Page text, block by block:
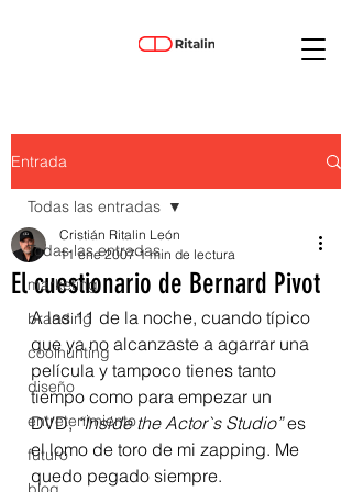
Entrada
Todas las entradas
marketing
branding
coolhunting
diseño
entretenimiento
futuro
Todas las entradas
El cuestionario de Bernard Pivot
Cristián Ritalin León
11 ene 2007 1 min de lectura
A las 11 de la noche, cuando típico
que ya no alcanzaste a agarrar una
película y tampoco tienes tanto
tiempo como para empezar un
DVD, “Inside the Actor`s Studio” es
el lomo de toro de mi zapping. Me
quedo pegado siempre.